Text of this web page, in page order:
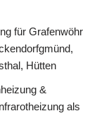
für Grafenwöhr
Hütten
&
als